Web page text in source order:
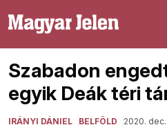
Szabadon
egyik Deák téri
IRÁNYI DÁNIEL BELFÖLD 2020.